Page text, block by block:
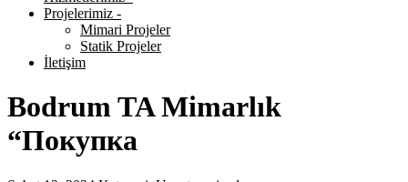
Projelerimiz -
Mimari Projeler
Statik Projeler
İletişim
Bodrum TA Mimarlık
“Покупка